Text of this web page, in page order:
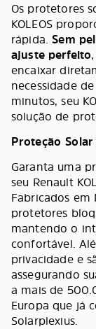
Os protetores
KOLEOS
rápida.Sem
ajuste perfeito
encaixar
necessidade
minutos, seu
solução de
Proteção Solar
Garanta uma
seu Renault
Fabricados em
protetores
mantendo o
confortável.
privacidade e
assegurando
a mais de
Europa que já
Solarplexius.